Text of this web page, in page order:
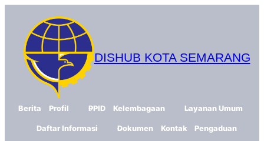
content
DISHUB KOTA SEMARANG
Berita Profil PPID Kelembagaan Layanan Umum
Daftar Informasi Dokumen Kontak Pengaduan